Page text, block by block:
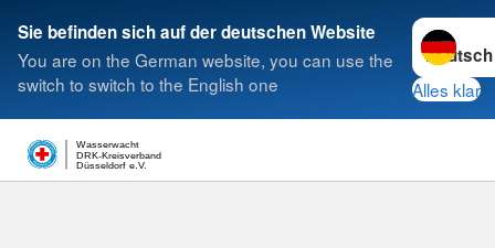
Sie befinden sich auf der deutschen Website
You are on the German website, you can use the
switch to switch to the English one
Sprache
Alles klar
Düsseldorf e.V.
DRK-Kreisverband
Wasserwacht
Suche